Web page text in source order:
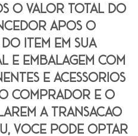
o valor total do
após o
item em sua
embalagem com
e acessórios
comprador e o
a transação
você pode optar